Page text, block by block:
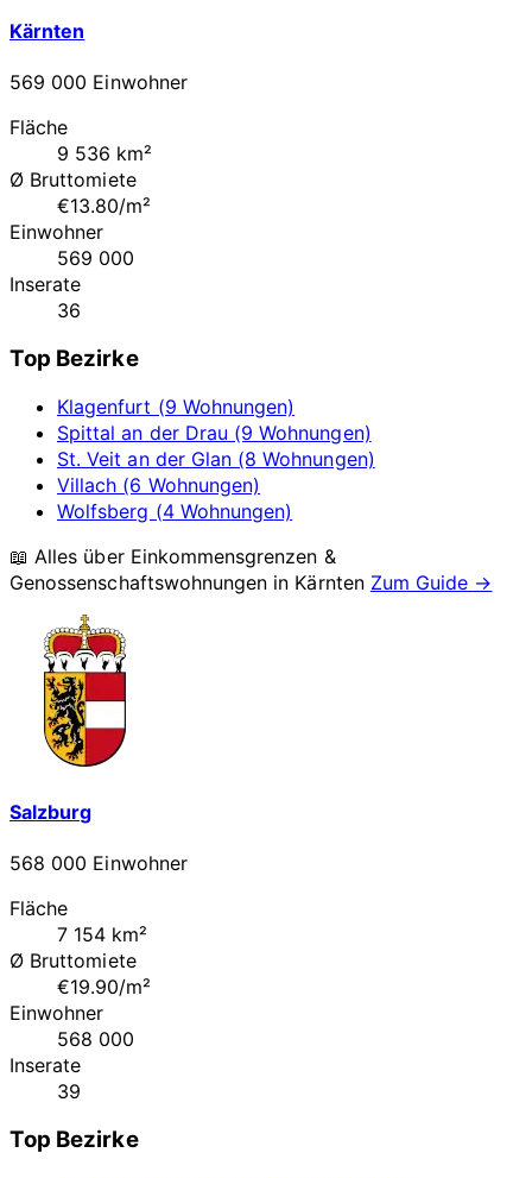
Kärnten
569 000 Einwohner
Fläche
9 536 km²
Ø Bruttomiete
€13.80/m²
Einwohner
569 000
Inserate
36
Top Bezirke
Klagenfurt (9 Wohnungen)
Spittal an der Drau (9 Wohnungen)
St. Veit an der Glan (8 Wohnungen)
Villach (6 Wohnungen)
Wolfsberg (4 Wohnungen)
📖 Alles über Einkommensgrenzen &
Genossenschaftswohnungen in Kärnten Zum Guide →
Salzburg
568 000 Einwohner
Fläche
7 154 km²
Ø Bruttomiete
€19.90/m²
Einwohner
568 000
Inserate
39
Top Bezirke